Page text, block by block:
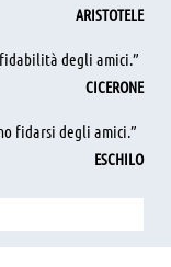
ARISTOTELE
degli amici.”
CICERONE
fidarsi degli amici.”
ESCHILO